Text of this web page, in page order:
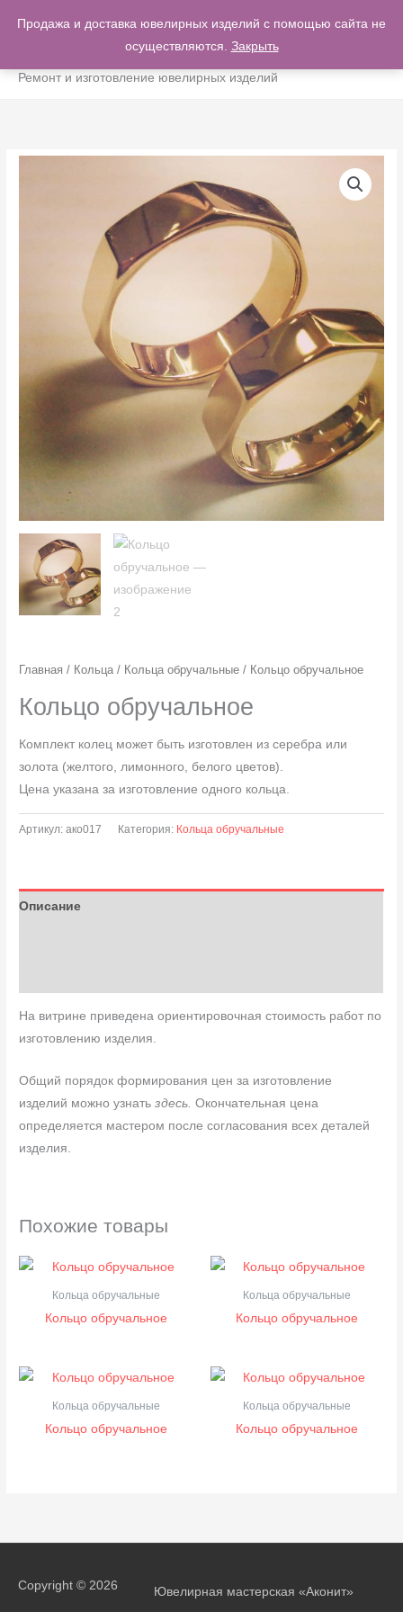
Продажа и доставка ювелирных изделий с помощью сайта не
осуществляются. Закрыть
Ремонт и изготовление ювелирных изделий
Главная / Кольца / Кольца обручальные / Кольцо обручальное
Кольцо обручальное
Комплект колец может быть изготовлен из серебра или
золота (желтого, лимонного, белого цветов).
Цена указана за изготовление одного кольца.
Артикул:ако017 Категория: Кольца обручальные
Описание
На витрине приведена ориентировочная стоимость работ по
изготовлению изделия.
Общий порядок формирования цен за изготовление
изделий можно узнатьздесь. Окончательная цена
определяется мастером после согласования всех деталей
изделия.
Похожие товары
Кольца обручальные
Кольцо обручальное
Кольца обручальные
Кольцо обручальное
Кольца обручальные
Кольцо обручальное
Кольца обручальные
Кольцо обручальное
Copyright © 2026 Ювелирная мастерская «Аконит»